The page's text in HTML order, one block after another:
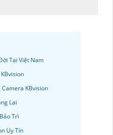
Tại Việt Nam
KBvision
Lại
Trì
Uy Tín